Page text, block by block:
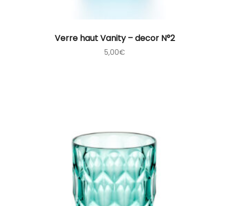
Verre haut Vanity – decor N°2
5,00€